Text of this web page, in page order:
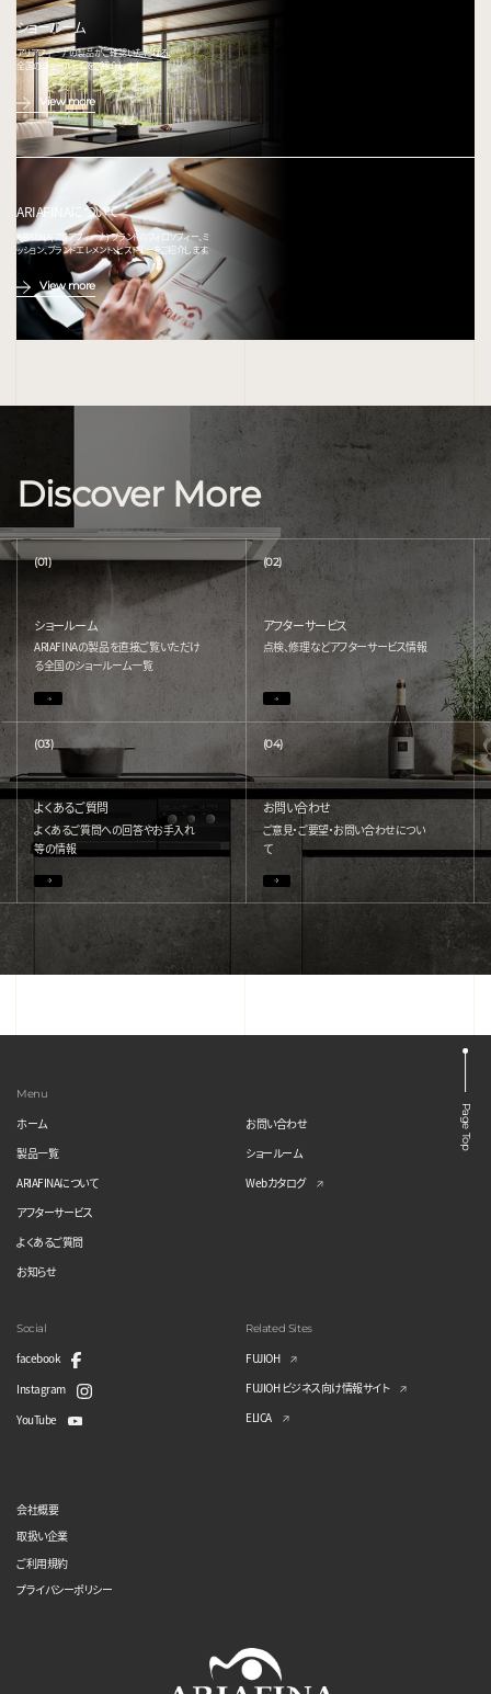
ショールーム
アリアフィーナの製品がご確認いただける、
全国のショールームをご紹介します。
View more
ARIAFINAについて
ARIAFINA(アリアフィーナ) ブランドのフィロソフィー、ミ
ッション、ブランドエレメント、ヒストリーをご紹介します。
View more
Discover More
(01)
ショールーム
ARIAFINAの製品を直接ご覧いただけ
る全国のショールーム一覧
(02)
アフターサービス
点検、修理などアフターサービス情報
(03)
よくあるご質問
よくあるご質問への回答やお手入れ
等の情報
(04)
お問い合わせ
ご意見・ご要望・お問い合わせについ
て
Page Top
Menu
ホーム
製品一覧
ARIAFINAについて
アフターサービス
よくあるご質問
お知らせ
お問い合わせ
ショールーム
Webカタログ
Social
facebook
Instagram
YouTube
Related Sites
FUJIOH
FUJIOH ビジネス向け情報サイト
ELICA
会社概要
取扱い企業
ご利用規約
プライバシーポリシー